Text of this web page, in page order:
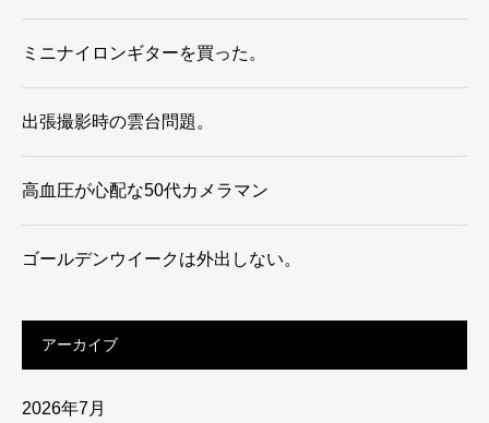
ミニナイロンギターを買った。
出張撮影時の雲台問題。
高血圧が心配な50代カメラマン
ゴールデンウイークは外出しない。
アーカイブ
2026年7月